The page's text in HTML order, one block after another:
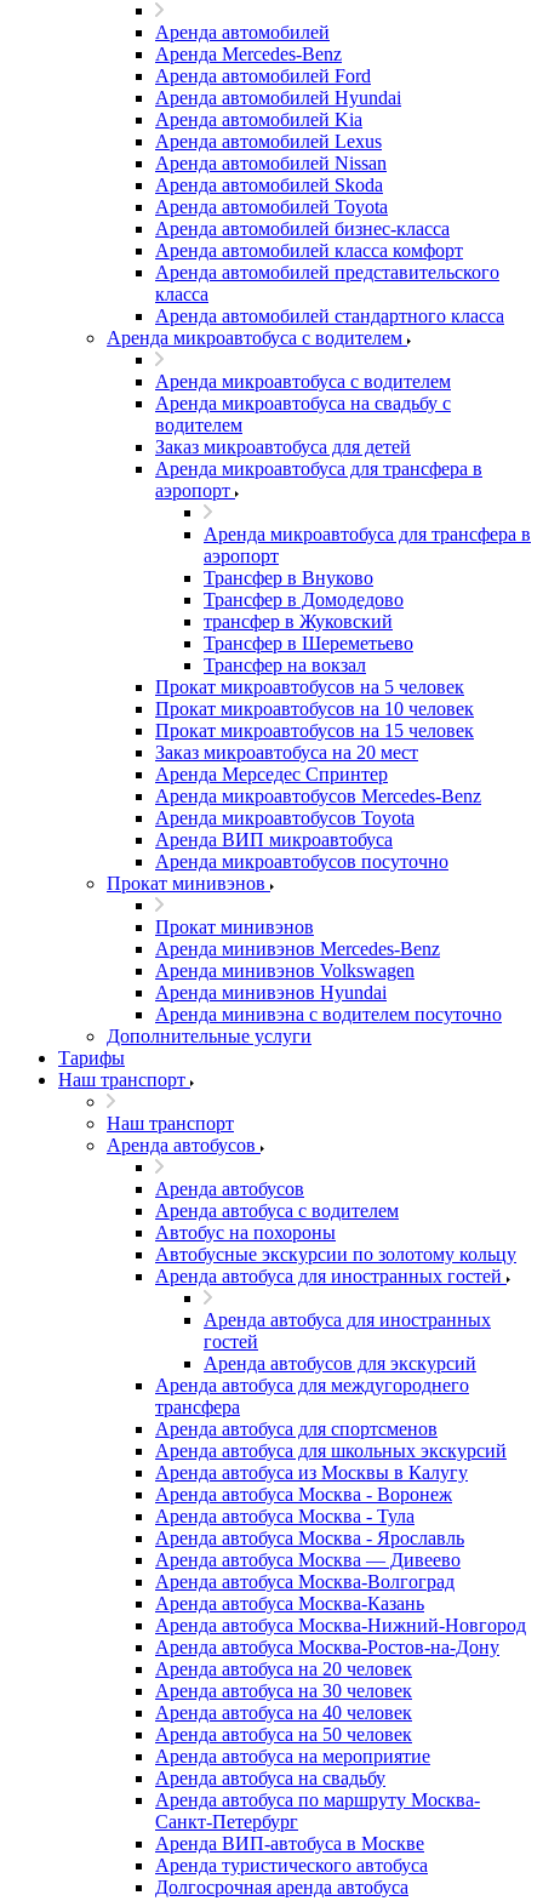
Аренда автомобилей
Аренда Mercedes-Benz
Аренда автомобилей Ford
Аренда автомобилей Hyundai
Аренда автомобилей Kia
Аренда автомобилей Lexus
Аренда автомобилей Nissan
Аренда автомобилей Skoda
Аренда автомобилей Toyota
Аренда автомобилей бизнес-класса
Аренда автомобилей класса комфорт
Аренда автомобилей представительского
класса
Аренда автомобилей стандартного класса
Аренда микроавтобуса с водителем
Аренда микроавтобуса с водителем
Аренда микроавтобуса на свадьбу с
водителем
Заказ микроавтобуса для детей
Аренда микроавтобуса для трансфера в
аэропорт
Аренда микроавтобуса для трансфера в
аэропорт
Трансфер в Внуково
Трансфер в Домодедово
трансфер в Жуковский
Трансфер в Шереметьево
Трансфер на вокзал
Прокат микроавтобусов на 5 человек
Прокат микроавтобусов на 10 человек
Прокат микроавтобусов на 15 человек
Заказ микроавтобуса на 20 мест
Аренда Мерседес Спринтер
Аренда микроавтобусов Mercedes-Benz
Аренда микроавтобусов Toyota
Аренда ВИП микроавтобуса
Аренда микроавтобусов посуточно
Прокат минивэнов
Прокат минивэнов
Аренда минивэнов Mercedes-Benz
Аренда минивэнов Volkswagen
Аренда минивэнов Hyundai
Аренда минивэна с водителем посуточно
Дополнительные услуги
Тарифы
Наш транспорт
Наш транспорт
Аренда автобусов
Аренда автобусов
Аренда автобуса с водителем
Автобус на похороны
Автобусные экскурсии по золотому кольцу
Аренда автобуса для иностранных гостей
Аренда автобуса для иностранных
гостей
Аренда автобусов для экскурсий
Аренда автобуса для междугороднего
трансфера
Аренда автобуса для спортсменов
Аренда автобуса для школьных экскурсий
Аренда автобуса из Москвы в Калугу
Аренда автобуса Москва - Воронеж
Аренда автобуса Москва - Тула
Аренда автобуса Москва - Ярославль
Аренда автобуса Москва — Дивеево
Аренда автобуса Москва-Волгоград
Аренда автобуса Москва-Казань
Аренда автобуса Москва-Нижний-Новгород
Аренда автобуса Москва-Ростов-на-Дону
Аренда автобуса на 20 человек
Аренда автобуса на 30 человек
Аренда автобуса на 40 человек
Аренда автобуса на 50 человек
Аренда автобуса на мероприятие
Аренда автобуса на свадьбу
Аренда автобуса по маршруту Москва-
Санкт-Петербург
Аренда ВИП-автобуса в Москве
Аренда туристического автобуса
Долгосрочная аренда автобуса